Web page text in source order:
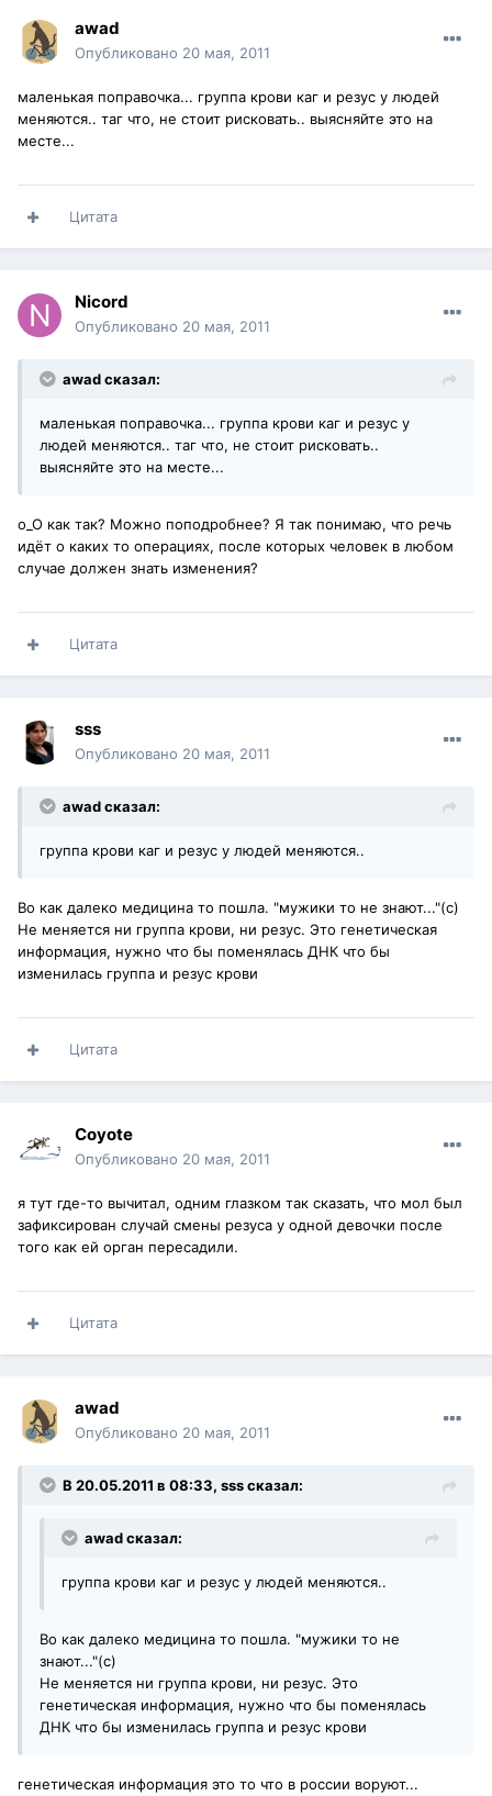
awad
Опубликовано 20 мая, 2011
маленькая поправочка... группа крови каг и резус у людей
меняются.. таг что, не стоит рисковать.. выясняйте это на
месте...
Цитата
Nicord
Опубликовано 20 мая, 2011
awad сказал:
маленькая поправочка... группа крови каг и резус у
людей меняются.. таг что, не стоит рисковать..
выясняйте это на месте...
о_О как так? Можно поподробнее? Я так понимаю, что речь
идёт о каких то операциях, после которых человек в любом
случае должен знать изменения?
Цитата
sss
Опубликовано 20 мая, 2011
awad сказал:
группа крови каг и резус у людей меняются..
Во как далеко медицина то пошла. "мужики то не знают..."(с)
Не меняется ни группа крови, ни резус. Это генетическая
информация, нужно что бы поменялась ДНК что бы
изменилась группа и резус крови
Цитата
Coyote
Опубликовано 20 мая, 2011
я тут где-то вычитал, одним глазком так сказать, что мол был
зафиксирован случай смены резуса у одной девочки после
того как ей орган пересадили.
Цитата
awad
Опубликовано 20 мая, 2011
В 20.05.2011 в 08:33, sss сказал:
awad сказал:
группа крови каг и резус у людей меняются..
Во как далеко медицина то пошла. "мужики то не
знают..."(с)
Не меняется ни группа крови, ни резус. Это
генетическая информация, нужно что бы поменялась
ДНК что бы изменилась группа и резус крови
генетическая информация это то что в россии воруют...